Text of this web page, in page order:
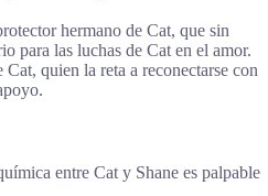
hermano de Cat, que sin
para las luchas de Cat en el amor.
quien la reta a reconectarse con
entre Cat y Shane es palpable